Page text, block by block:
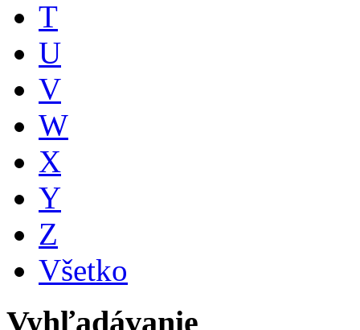
T
U
V
W
X
Y
Z
Všetko
Vyhľadávanie